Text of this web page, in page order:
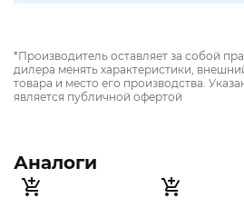
*Производитель оставляет за собой
дилера менять характеристики,
товара и место его производства.
является публичной офертой
Аналоги